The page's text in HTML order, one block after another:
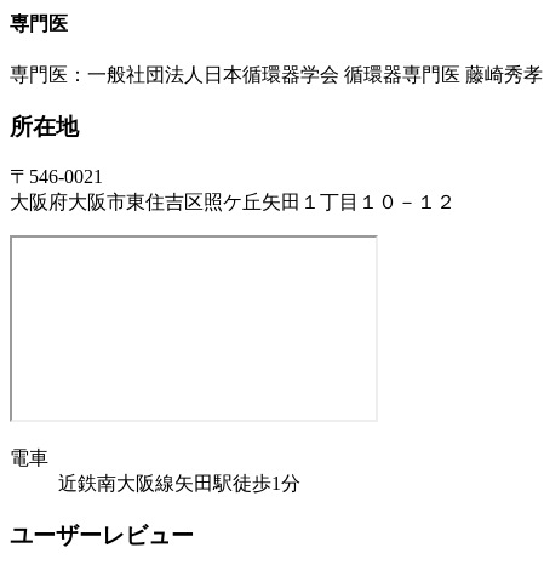
専門医
専門医：一般社団法人日本循環器学会 循環器専門医 藤崎秀孝
所在地
〒546-0021
大阪府大阪市東住吉区照ケ丘矢田１丁目１０－１２
電車
近鉄南大阪線矢田駅徒歩1分
ユーザーレビュー